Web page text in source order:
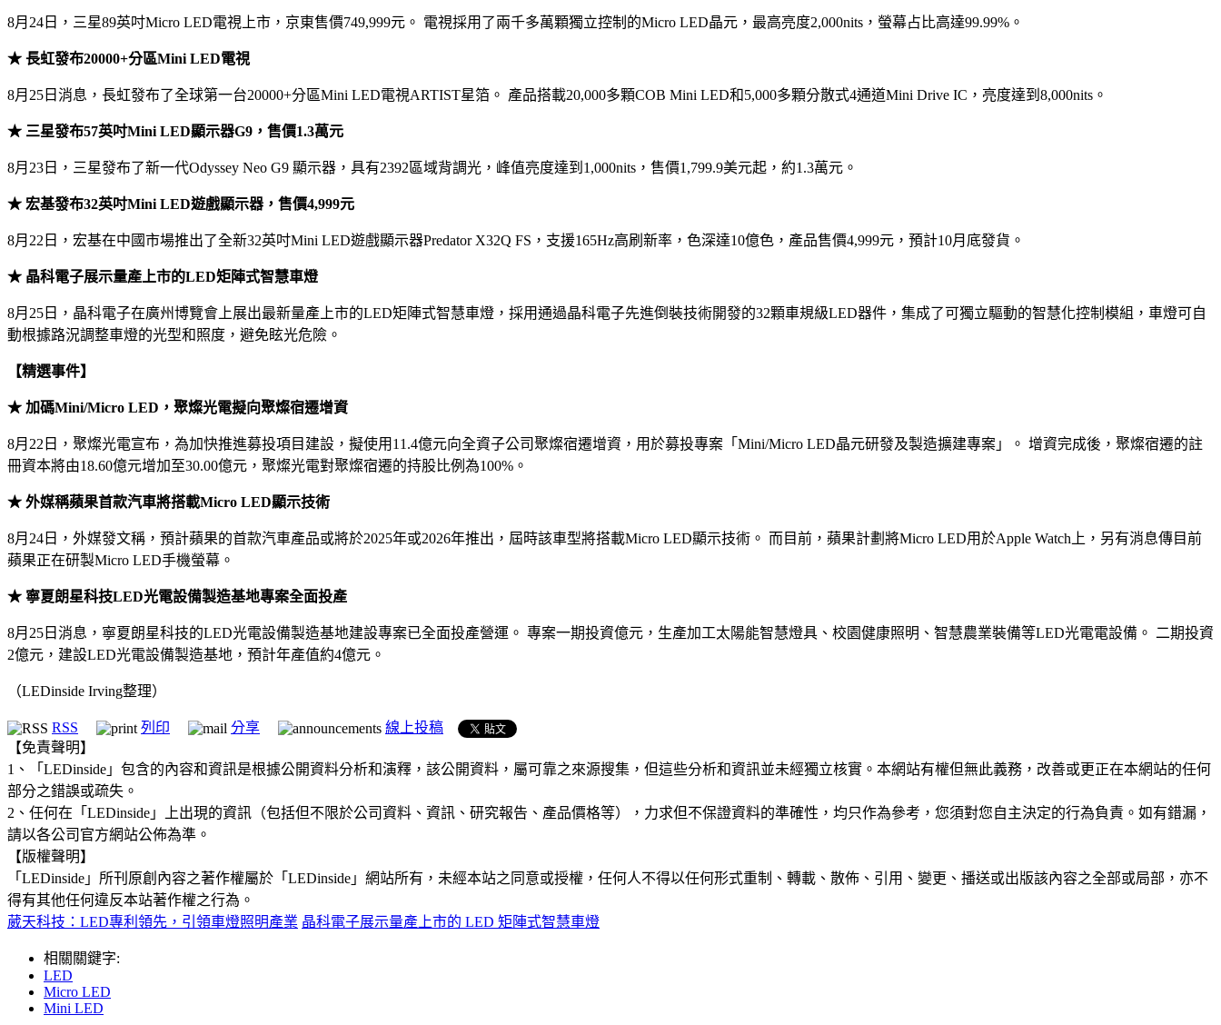
8月24日，三星89英吋Micro LED電視上市，京東售價749,999元。 電視採用了兩千多萬顆獨立控制的Micro LED晶元，最高亮度2,000nits，螢幕占比高達99.99%。
★ 長虹發布20000+分區Mini LED電視
8月25日消息，長虹發布了全球第一台20000+分區Mini LED電視ARTIST星箔。 產品搭載20,000多顆COB Mini LED和5,000多顆分散式4通道Mini Drive IC，亮度達到8,000nits。
★ 三星發布57英吋Mini LED顯示器G9，售價1.3萬元
8月23日，三星發布了新一代Odyssey Neo G9 顯示器，具有2392區域背調光，峰值亮度達到1,000nits，售價1,799.9美元起，約1.3萬元。
★ 宏基發布32英吋Mini LED遊戲顯示器，售價4,999元
8月22日，宏基在中國市場推出了全新32英吋Mini LED遊戲顯示器Predator X32Q FS，支援165Hz高刷新率，色深達10億色，產品售價4,999元，預計10月底發貨。
★ 晶科電子展示量產上市的LED矩陣式智慧車燈
8月25日，晶科電子在廣州博覽會上展出最新量產上市的LED矩陣式智慧車燈，採用通過晶科電子先進倒裝技術開發的32顆車規級LED器件，集成了可獨立驅動的智慧化控制模組，車燈可自
動根據路況調整車燈的光型和照度，避免眩光危險。
【精選事件】
★ 加碼Mini/Micro LED，聚燦光電擬向聚燦宿遷增資
8月22日，聚燦光電宣布，為加快推進募投項目建設，擬使用11.4億元向全資子公司聚燦宿遷增資，用於募投專案「Mini/Micro LED晶元研發及製造擴建專案」。 增資完成後，聚燦宿遷的註
冊資本將由18.60億元增加至30.00億元，聚燦光電對聚燦宿遷的持股比例為100%。
★ 外媒稱蘋果首款汽車將搭載Micro LED顯示技術
8月24日，外媒發文稱，預計蘋果的首款汽車產品或將於2025年或2026年推出，屆時該車型將搭載Micro LED顯示技術。 而目前，蘋果計劃將Micro LED用於Apple Watch上，另有消息傳目前
蘋果正在研製Micro LED手機螢幕。
★ 寧夏朗星科技LED光電設備製造基地專案全面投產
8月25日消息，寧夏朗星科技的LED光電設備製造基地建設專案已全面投產營運。 專案一期投資億元，生產加工太陽能智慧燈具、校園健康照明、智慧農業裝備等LED光電電設備。 二期投資
2億元，建設LED光電設備製造基地，預計年產值約4億元。
（LEDinside Irving整理）
RSS 列印 分享
線上投稿
【免責聲明】
1、「LEDinside」包含的內容和資訊是根據公開資料分析和演釋，該公開資料，屬可靠之來源搜集，但這些分析和資訊並未經獨立核實。本網站有權但無此義務，改善或更正在本網站的任何
部分之錯誤或疏失。
2、任何在「LEDinside」上出現的資訊（包括但不限於公司資料、資訊、研究報告、產品價格等），力求但不保證資料的準確性，均只作為參考，您須對您自主決定的行為負責。如有錯漏，
請以各公司官方網站公佈為準。
【版權聲明】
「LEDinside」所刊原創內容之著作權屬於「LEDinside」網站所有，未經本站之同意或授權，任何人不得以任何形式重制、轉載、散佈、引用、變更、播送或出版該內容之全部或局部，亦不
得有其他任何違反本站著作權之行為。
葳天科技：LED專利領先，引領車燈照明產業 晶科電子展示量產上市的 LED 矩陣式智慧車燈
相關關鍵字:
LED
Micro LED
Mini LED